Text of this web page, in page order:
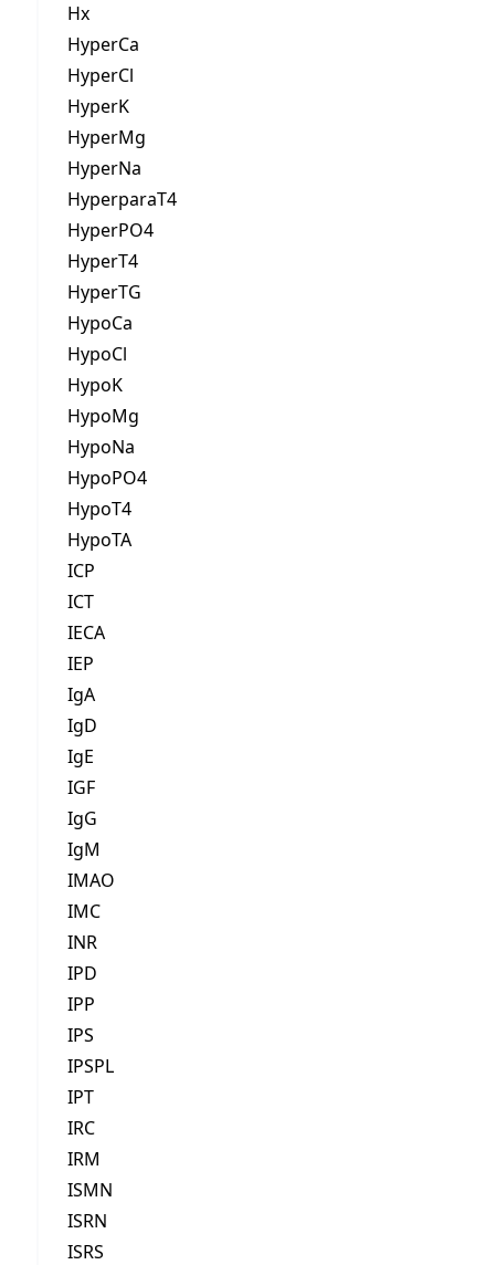
Hx
HyperCa
HyperCl
HyperK
HyperMg
HyperNa
HyperparaT4
HyperPO4
HyperT4
HyperTG
HypoCa
HypoCl
HypoK
HypoMg
HypoNa
HypoPO4
HypoT4
HypoTA
ICP
ICT
IECA
IEP
IgA
IgD
IgE
IGF
IgG
IgM
IMAO
IMC
INR
IPD
IPP
IPS
IPSPL
IPT
IRC
IRM
ISMN
ISRN
ISRS